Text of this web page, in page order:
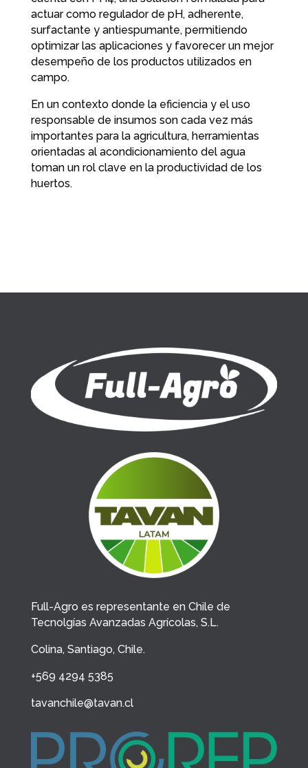
actuar como regulador de pH, adherente,
surfactante y antiespumante, permitiendo
optimizar las aplicaciones y favorecer un mejor
desempeño de los productos utilizados en
campo.
En un contexto donde la eficiencia y el uso
responsable de insumos son cada vez más
importantes para la agricultura, herramientas
orientadas al acondicionamiento del agua
toman un rol clave en la productividad de los
huertos.
Full-Agro es representante en Chile de
Tecnolgías Avanzadas Agrícolas, S.L.
Colina, Santiago, Chile.
+569 4294 5385
tavanchile@tavan.cl